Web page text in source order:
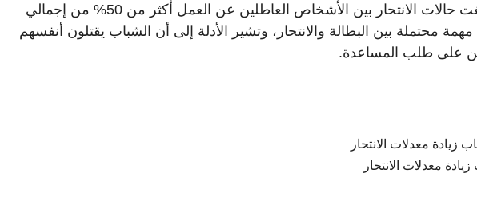
وخلال السنوات العشر الماضية، بلغت حالات الانتحار بين الأشخاص العاطلين عن العمل أكثر من 50% من إجمالي
محتملة بين البطالة والانتحار، وتشير الأدلة إلى أن الشباب يقتلون أنفسهم
على طلب المساعدة.
معدلات الانتحار